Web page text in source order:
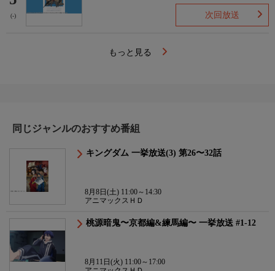
(-) 次回放送
もっと見る
同じジャンルのおすすめ番組
キングダム 一挙放送(3) 第26〜32話
8月8日(土) 11:00～14:30
アニマックスＨＤ
桃源暗鬼〜京都編&練馬編〜 一挙放送 #1-12
8月11日(火) 11:00～17:00